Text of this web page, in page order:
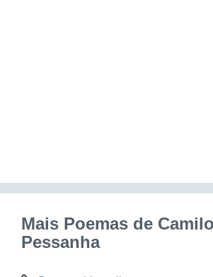
Mais Poemas de Camilo
Pessanha